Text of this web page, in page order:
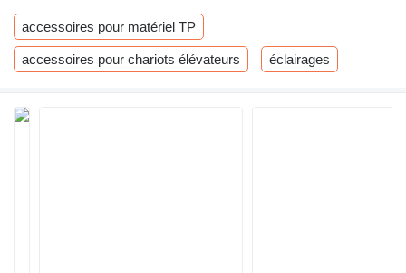
accessoires pour matériel TP
accessoires pour chariots élévateurs éclairages